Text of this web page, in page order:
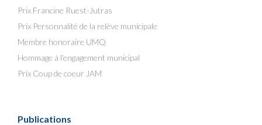
Prix Francine Ruest-Jutras
Prix Personnalité de la relève municipale
Membre honoraire UMQ
Hommage à l’engagement municipal
Prix Coup de coeur JAM
Publications